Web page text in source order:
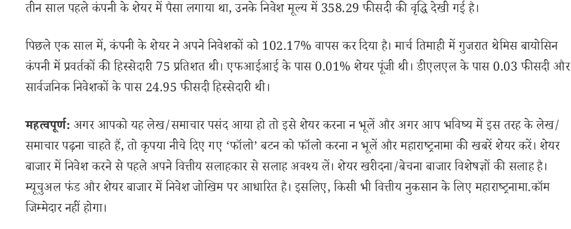
तीन साल पहले कंपनी के शेयर में पैसा लगाया था, उनके निवेश मूल्य में 358.29 फीसदी की वृद्धि देखी गई है।
पिछले एक साल में, कंपनी के शेयर ने अपने निवेशकों को 102.17% वापस कर दिया है। मार्च तिमाही में गुजरात थेमिस बायोसिन
कंपनी में प्रवर्तकों की हिस्सेदारी 75 प्रतिशत थी। एफआईआई के पास 0.01% शेयर पूंजी थी। डीएलएल के पास 0.03 फीसदी और
सार्वजनिक निवेशकों के पास 24.95 फीसदी हिस्सेदारी थी।
महत्वपूर्ण: अगर आपको यह लेख/समाचार पसंद आया हो तो इसे शेयर करना न भूलें और अगर आप भविष्य में इस तरह के लेख/
समाचार पढ़ना चाहते हैं, तो कृपया नीचे दिए गए ‘फॉलो’ बटन को फॉलो करना न भूलें और महाराष्ट्रनामा की खबरें शेयर करें। शेयर
बाजार में निवेश करने से पहले अपने वित्तीय सलाहकार से सलाह अवश्य लें। शेयर खरीदना/बेचना बाजार विशेषज्ञों की सलाह है।
म्यूचुअल फंड और शेयर बाजार में निवेश जोखिम पर आधारित है। इसलिए, किसी भी वित्तीय नुकसान के लिए महाराष्ट्रनामा.कॉम
जिम्मेदार नहीं होगा।